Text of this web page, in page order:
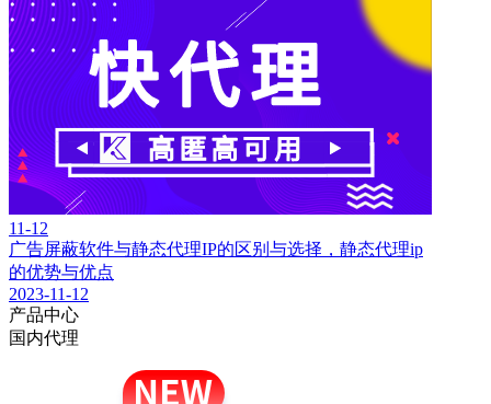
11-12
广告屏蔽软件与静态代理IP的区别与选择，静态代理ip
的优势与优点
2023-11-12
产品中心
国内代理